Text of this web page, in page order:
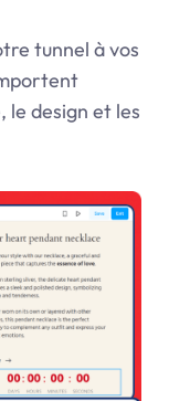
tunnel à vos
design et les